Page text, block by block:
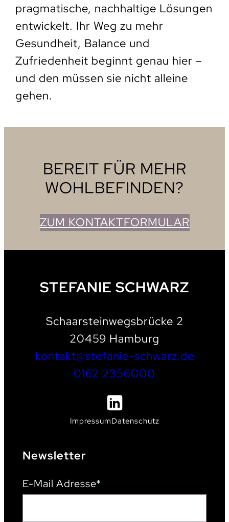
pragmatische, nachhaltige Lösungen
entwickelt. Ihr Weg zu mehr
Gesundheit, Balance und
Zufriedenheit beginnt genau hier –
und den müssen sie nicht alleine
gehen.
BEREIT FÜR MEHR
WOHLBEFINDEN?
ZUM KONTAKTFORMULAR
STEFANIE SCHWARZ
Schaarsteinwegsbrücke 2
20459 Hamburg
kontakt@stefanie-schwarz.de
0162 2356000
ImpressumDatenschutz
Newsletter
E-Mail Adresse*